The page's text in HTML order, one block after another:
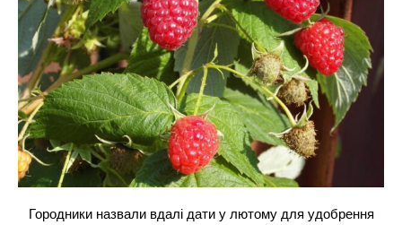
Городники назвали вдалі дати у лютому для удобрення